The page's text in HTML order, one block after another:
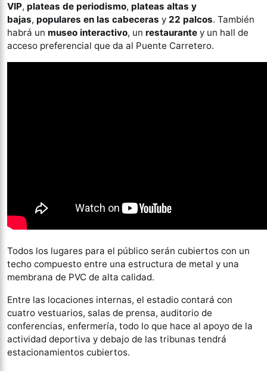
VIP, plateas de periodismo, plateas altas y
bajas, populares en las cabeceras y 22 palcos. También
habrá un museo interactivo, un restaurante y un hall de
acceso preferencial que da al Puente Carretero.
Todos los lugares para el público serán cubiertos con un
techo compuesto entre una estructura de metal y una
membrana de PVC de alta calidad.
Entre las locaciones internas, el estadio contará con
cuatro vestuarios, salas de prensa, auditorio de
conferencias, enfermería, todo lo que hace al apoyo de la
actividad deportiva y debajo de las tribunas tendrá
estacionamientos cubiertos.